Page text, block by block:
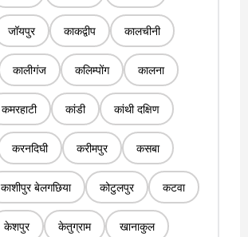
जॉयपुर काकद्वीप कालचीनी
कालीगंज कलिम्पोंग कालना
कमरहाटी कांडी कांथी दक्षिण
करनदिघी करीमपुर कसबा
काशीपुर बेलगछिया कोटुलपुर कटवा
केशपुर केतुग्राम खानाकुल